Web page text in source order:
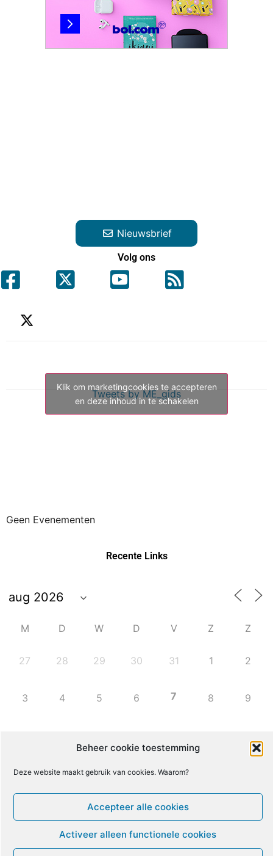
Beheer cookie toestemming
Deze website maakt gebruik van cookies. Waarom?
Accepteer alle cookies
Activeer alleen functionele cookies
Nieuwsbrief
Volg ons
Tweets by ME_gids
Klik om marketingcookies te accepteren
en deze inhoud in te schakelen
Geen Evenementen
Recente Links
M D W D V Z Z
27 28 29 30 31 1 2
3 4 5 6 7 8 9
17 18 19 20 21
26 27 28
31 1 2 3 4 5 6